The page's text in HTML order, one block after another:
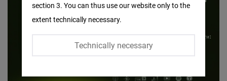
section 3. You can thus use our website only to the
extent technically necessary.
Technically necessary
Twitter
Embed